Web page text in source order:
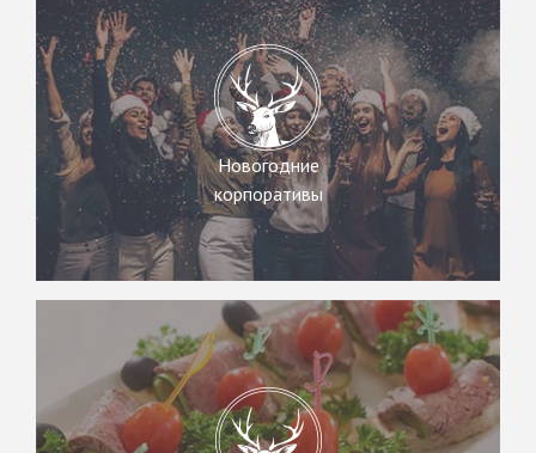
Новогодние
корпоративы